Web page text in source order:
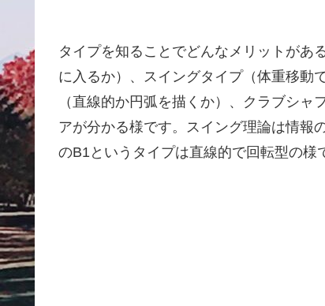
タイプを知ることでどんなメリットがあ
に入るか）、スイングタイプ（体重移動
（直線的か円弧を描くか）、クラブシ
アが分かる様です。スイング理論は情報
のB1というタイプは直線的で回転型の様